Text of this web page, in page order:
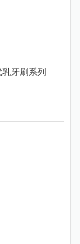
乳牙刷系列